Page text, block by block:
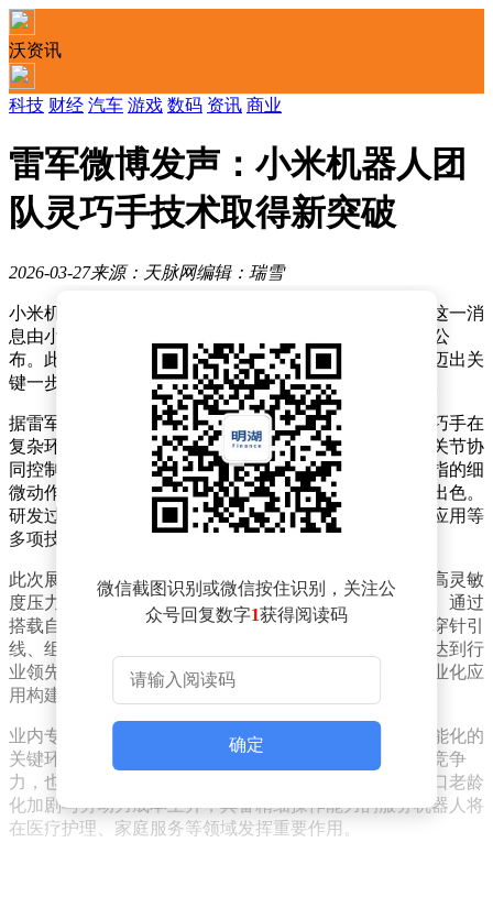
沃资讯
科技 财经 汽车 游戏 数码 资讯 商业
雷军微博发声：小米机器人团
队灵巧手技术取得新突破
2026-03-27来源：天脉网编辑：瑞雪
小米机器人团队在灵巧手技术研发领域取得重要突破，这一消
息由小米集团董事长兼CEO雷军通过个人社交平台对外公
布。此次进展标志着小米在智能机器人核心部件研发上迈出关
键一步，为未来服务型机器人的功能拓展奠定技术基础。
据雷军介绍，团队通过创新机械结构设计，成功实现灵巧手在
复杂环境下的精准操作能力。该技术突破主要集中于多关节协
同控制与触觉反馈系统优化，使机械手能够模拟人类手指的细
微动作，在抓取易碎物品、操作精密工具等场景中表现出色。
研发过程中，团队攻克了微型驱动器集成、轻量化材料应用等
多项技术难题。
此次展示的灵巧手原型具备12个主动自由度，指尖集成高灵敏
度压力传感器，可实时感知接触物体的材质与受力情况。通过
搭载自主研发的运动控制算法，机械手在测试中完成了穿针引
线、组装电子元件等精细操作，其动作流畅度与精准度达到行
业领先水平。相关技术已申请多项国际专利，为后续商业化应
用构建技术壁垒。
业内专家指出，灵巧手技术是服务型机器人实现真正智能化的
关键环节。小米此次突破不仅提升自身在机器人领域的竞争
力，也为消费级机器人市场带来新的发展可能。随着人口老龄
化加剧与劳动力成本上升，具备精细操作能力的服务机器人将
在医疗护理、家庭服务等领域发挥重要作用。
微信截图识别或微信按住识别，关注公
众号回复数字1获得阅读码
确定